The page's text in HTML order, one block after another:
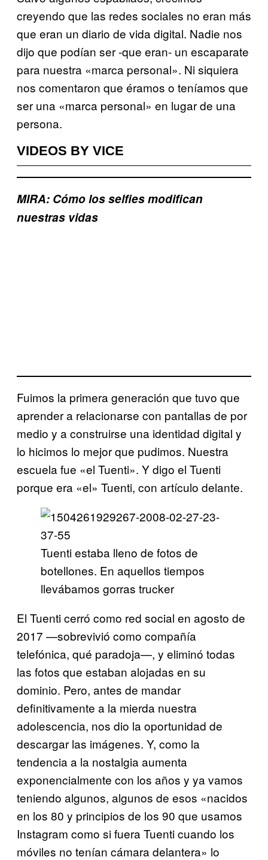
creyendo que las redes sociales no eran más
que eran un diario de vida digital. Nadie nos
dijo que podían ser -que eran- un escaparate
para nuestra «marca personal». Ni siquiera
nos comentaron que éramos o teníamos que
ser una «marca personal» en lugar de una
persona.
VIDEOS BY VICE
MIRA: Cómo los selfies modifican
nuestras vidas
Fuimos la primera generación que tuvo que
aprender a relacionarse con pantallas de por
medio y a construirse una identidad digital y
lo hicimos lo mejor que pudimos. Nuestra
escuela fue «el Tuenti». Y digo el Tuenti
porque era «el» Tuenti, con artículo delante.
Tuenti estaba lleno de fotos de
botellones. En aquellos tiempos
llevábamos gorras trucker
El Tuenti cerró como red social en agosto de
2017 —sobrevivió como compañía
telefónica, qué paradoja—, y eliminó todas
las fotos que estaban alojadas en su
dominio. Pero, antes de mandar
definitivamente a la mierda nuestra
adolescencia, nos dio la oportunidad de
descargar las imágenes. Y, como la
tendencia a la nostalgia aumenta
exponencialmente con los años y ya vamos
teniendo algunos, algunos de esos «nacidos
en los 80 y principios de los 90 que usamos
Instagram como si fuera Tuenti cuando los
móviles no tenían cámara delantera» lo